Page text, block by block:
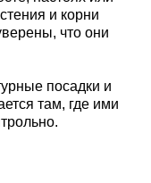
и корни
что они
посадки и
там, где ими